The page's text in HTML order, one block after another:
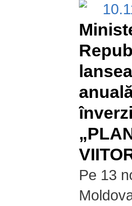
Pe 13